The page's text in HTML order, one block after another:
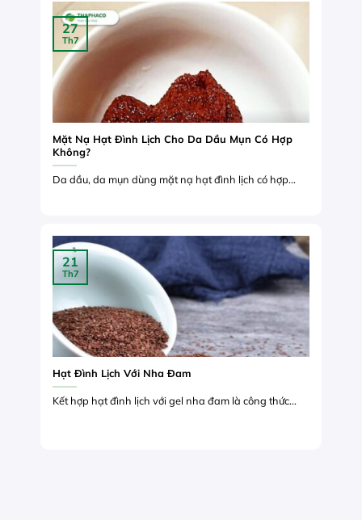
Mặt Nạ Hạt Đình Lịch Cho Da Dầu Mụn Có Hợp
Không?
Da dầu, da mụn dùng mặt nạ hạt đình lịch có hợp...
27
Th7
Hạt Đình Lịch Với Nha Đam
Kết hợp hạt đình lịch với gel nha đam là công thức...
21
Th7